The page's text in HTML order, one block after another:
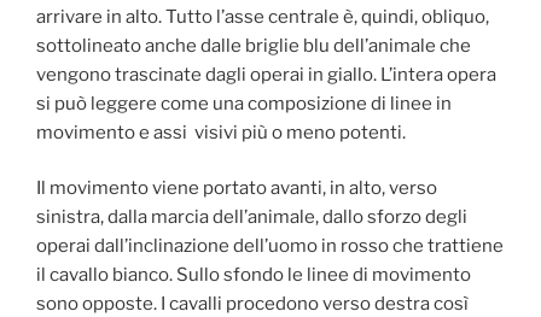
arrivare in alto. Tutto l’asse centrale è, quindi, obliquo,
sottolineato anche dalle briglie blu dell’animale che
vengono trascinate dagli operai in giallo. L’intera opera
si può leggere come una composizione di linee in
movimento e assi visivi più o meno potenti.
Il movimento viene portato avanti, in alto, verso
sinistra, dalla marcia dell’animale, dallo sforzo degli
operai dall’inclinazione dell’uomo in rosso che trattiene
il cavallo bianco. Sullo sfondo le linee di movimento
sono opposte. I cavalli procedono verso destra così